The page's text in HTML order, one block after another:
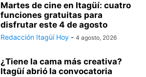
Martes de cine en Itagüí: cuatro
funciones gratuitas para
disfrutar este 4 de agosto
Redacción Itagüí Hoy - 4 agosto, 2026
¿Tiene la cama más creativa?
Itagüí abrió la convocatoria